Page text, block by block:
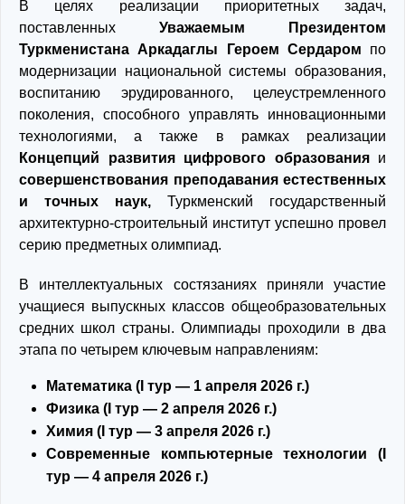
В целях реализации приоритетных задач,
поставленных Уважаемым Президентом
Туркменистана Аркадаглы Героем Сердаром по
модернизации национальной системы образования,
воспитанию эрудированного, целеустремленного
поколения, способного управлять инновационными
технологиями, а также в рамках реализации
Концепций развития цифрового образованияи
совершенствования преподавания естественных
и точных наук, Туркменский государственный
архитектурно-строительный институт успешно провел
серию предметных олимпиад.
В интеллектуальных состязаниях приняли участие
учащиеся выпускных классов общеобразовательных
средних школ страны. Олимпиады проходили в два
этапа по четырем ключевым направлениям:
Математика (I тур — 1 апреля 2026 г.)
Физика (I тур — 2 апреля 2026 г.)
Химия (I тур — 3 апреля 2026 г.)
Современные компьютерные технологии (I
тур — 4 апреля 2026 г.)